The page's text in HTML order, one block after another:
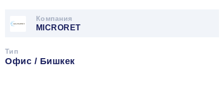
Компания
MICRORET
Тип
Офис / Бишкек